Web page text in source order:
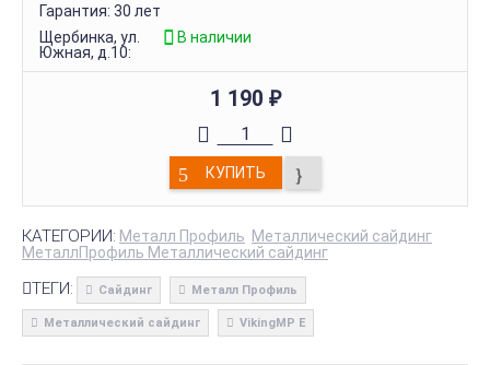
Гарантия: 30 лет
Щербинка, ул.
Южная, д.10:
В наличии
1 190 ₽
КУПИТЬ
КАТЕГОРИИ: Металл Профиль Металлический сайдинг
МеталлПрофиль Металлический сайдинг
ТЕГИ: Сайдинг Металл Профиль
Металлический сайдинг VikingMP E